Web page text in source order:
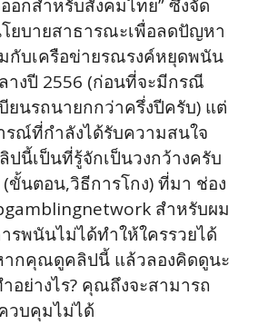
อกสำหรับสังค­มไทย” ซึ่งจัด
ยบายสาธารณะเพื่อลดปัญหา
กับเครือข่ายรณรงค์หยุดพนัน
างปี 2556 (ก่อนที่จะมีกรณี
ยนรถนายกกว่าครึ่งปีครับ) แต่
รณ์ที่กำลังได้รับความสนใจ
นี้เป็นที่รู้จักเป็นวงกว้างครับ
นตอน,วิธีการโกง) ที่มา ช่อง
สำหรับผม
รพนันไม่ได้ทำให้ใครรวยได้
ากคุณดูคลิปนี้ แล้วลองคิดดูนะ
อย่างไร? คุณถึงจะสามารถ
วบคุมไม่ได้